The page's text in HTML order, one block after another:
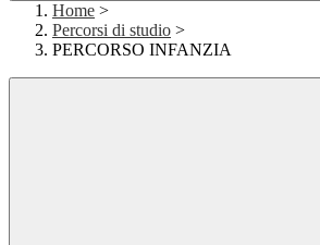
Home >
Percorsi di studio >
PERCORSO INFANZIA